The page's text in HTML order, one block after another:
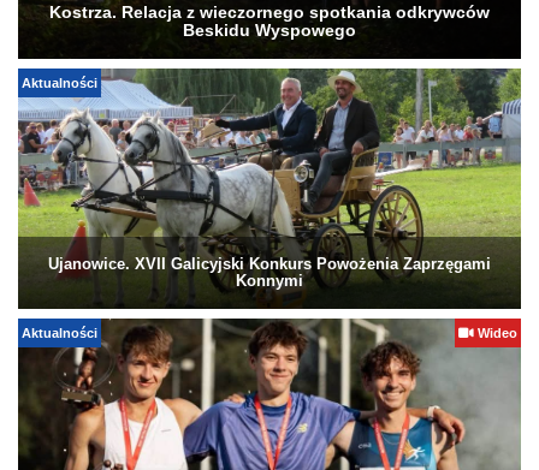
Kostrza. Relacja z wieczornego spotkania odkrywców
Beskidu Wyspowego
Aktualności
Ujanowice. XVII Galicyjski Konkurs Powożenia Zaprzęgami
Konnymi
Aktualności Wideo